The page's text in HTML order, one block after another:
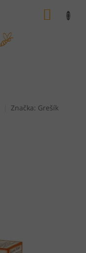
Značka: Grešík